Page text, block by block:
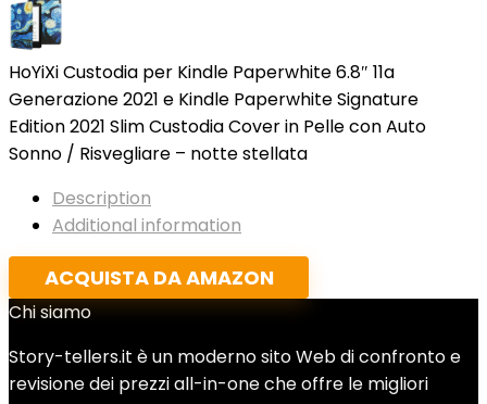
HoYiXi Custodia per Kindle Paperwhite 6.8″ 11a
Generazione 2021 e Kindle Paperwhite Signature
Edition 2021 Slim Custodia Cover in Pelle con Auto
Sonno / Risvegliare – notte stellata
Description
Additional information
ACQUISTA DA AMAZON
Chi siamo
Story-tellers.it è un moderno sito Web di confronto e
revisione dei prezzi all-in-one che offre le migliori